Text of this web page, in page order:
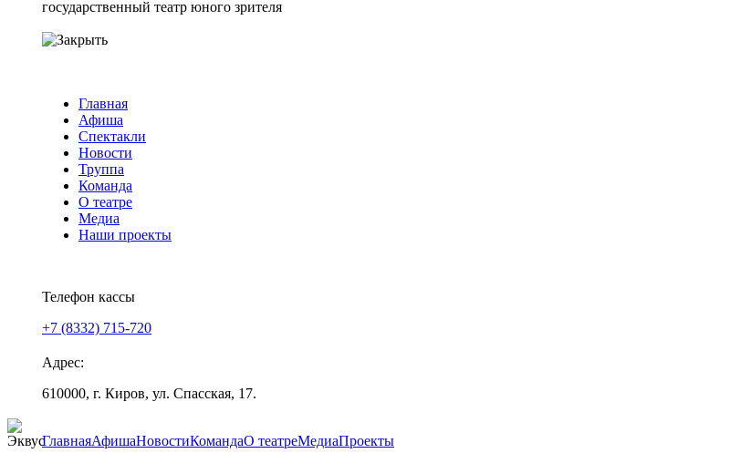
Главная
Афиша
Спектакли
Новости
Труппа
Команда
О театре
Медиа
Наши проекты
Телефон кассы
+7 (8332) 715-720
Адрес:
610000, г. Киров, ул. Спасская, 17.
ГлавнаяАфишаНовостиКомандаО театреМедиаПроекты